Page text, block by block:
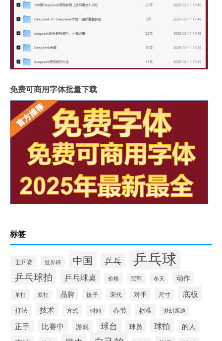
免费可商用字体批量下载
标签
世乒赛 世界杯 中国 乒乓 乒乓球
乒乓球拍 乒乓球桌 价格 冠军 冬天 动作
单打 双打 品牌 孩子 宋代 对手 尺寸 底板
打法 技术 方式 时间 春节 标准 梦幻西游
正手 比赛中 游戏 球台 球员 球拍 的人